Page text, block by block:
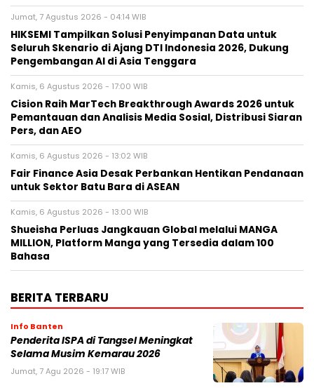
Jumat, 7 Agustus 2026 - 04:14 WIB
HIKSEMI Tampilkan Solusi Penyimpanan Data untuk
Seluruh Skenario di Ajang DTI Indonesia 2026, Dukung
Pengembangan AI di Asia Tenggara
Kamis, 6 Agustus 2026 - 17:00 WIB
Cision Raih MarTech Breakthrough Awards 2026 untuk
Pemantauan dan Analisis Media Sosial, Distribusi Siaran
Pers, dan AEO
Kamis, 6 Agustus 2026 - 13:02 WIB
Fair Finance Asia Desak Perbankan Hentikan Pendanaan
untuk Sektor Batu Bara di ASEAN
Kamis, 6 Agustus 2026 - 13:00 WIB
Shueisha Perluas Jangkauan Global melalui MANGA
MILLION, Platform Manga yang Tersedia dalam 100
Bahasa
BERITA TERBARU
Info Banten
Penderita ISPA di Tangsel Meningkat
Selama Musim Kemarau 2026
Jumat, 7 Agu 2026 - 19:17 WIB